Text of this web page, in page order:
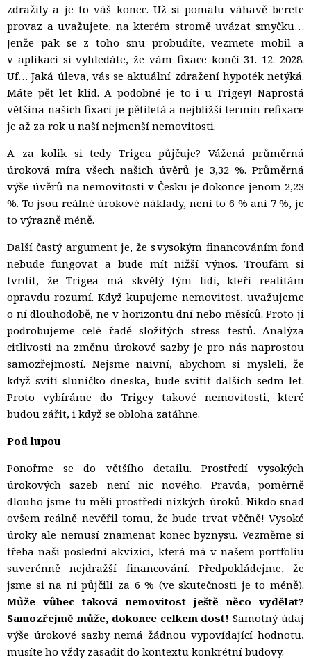
zdražily a je to váš konec. Už si pomalu váhavě berete
provaz a uvažujete, na kterém stromě uvázat smyčku…
Jenže pak se z toho snu probudíte, vezmete mobil a
v aplikaci si vyhledáte, že vám fixace končí 31. 12. 2028.
Uf… Jaká úleva, vás se aktuální zdražení hypoték netýká.
Máte pět let klid. A podobné je to i u Trigey! Naprostá
většina našich fixací je pětiletáa nejbližší termín refixace
je až za rok u naší nejmenší nemovitosti.
A za kolik si tedy Trigea půjčuje? Vážená průměrná
úroková míra všech našich úvěrů je 3,32 %. Průměrná
výše úvěrů na nemovitosti v Česku je dokonce jenom 2,23
%. To jsou reálné úrokové náklady, není to 6 % ani 7 %, je
to výrazně méně.
Další častý argument je, že s vysokým financováním fond
nebude fungovat a bude mít nižší výnos. Troufám si
tvrdit, že Trigea má skvělý tým lidí, kteří realitám
opravdu rozumí. Když kupujeme nemovitost, uvažujeme
o ní dlouhodobě, ne v horizontu dní nebo měsíců.Proto ji
podrobujeme celé řadě složitých stress testů. Analýza
citlivosti na změnu úrokové sazby je pro nás naprostou
samozřejmostí. Nejsme naivní, abychom si mysleli, že
když svítí sluníčko dneska, bude svítit dalších sedm let.
Proto vybíráme do Trigey takové nemovitosti, které
budou zářit, i když se obloha zatáhne.
Pod lupou
Ponořme se do většího detailu. Prostředí vysokých
úrokových sazeb není nic nového. Pravda, poměrně
dlouho jsme tu měli prostředí nízkých úroků. Nikdo snad
ovšem reálně nevěřil tomu, že bude trvat věčně! Vysoké
úroky ale nemusí znamenat konec byznysu. Vezměme si
třeba naši poslední akvizici, která má v našem portfoliu
suverénně nejdražší financování. Předpokládejme, že
jsme si na ni půjčili za 6 % (ve skutečnosti je to méně).
Může vůbec taková nemovitost ještě něco vydělat?
Samozřejmě může, dokonce celkem dost!Samotný údaj
výše úrokové sazby nemá žádnou vypovídající hodnotu,
musíte ho vždy zasadit do kontextu konkrétní budovy.